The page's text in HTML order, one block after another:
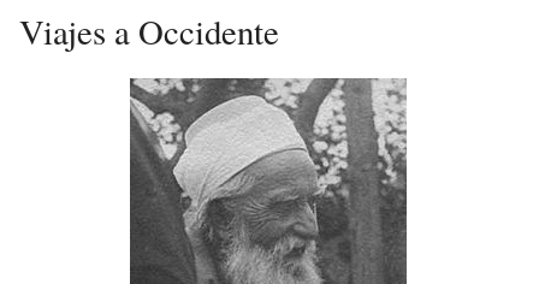
Viajes a Occidente